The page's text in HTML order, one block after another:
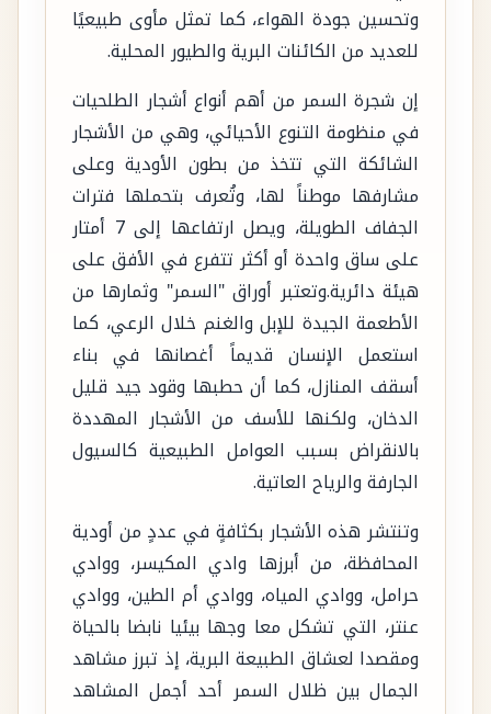
وتحسين جودة الهواء، كما تمثل مأوى طبيعيًا
للعديد من الكائنات البرية والطيور المحلية.
إن شجرة السمر من أهم أنواع أشجار الطلحيات
في منظومة التنوع الأحيائي، وهي من الأشجار
الشائكة التي تتخذ من بطون الأودية وعلى
مشارفها موطناً لها، وتُعرف بتحملها فترات
الجفاف الطويلة، ويصل ارتفاعها إلى 7 أمتار
على ساق واحدة أو أكثر تتفرع في الأفق على
هيئة دائرية.وتعتبر أوراق "السمر" وثمارها من
الأطعمة الجيدة للإبل والغنم خلال الرعي، كما
استعمل الإنسان قديماً أغصانها في بناء
أسقف المنازل، كما أن حطبها وقود جيد قليل
الدخان، ولكنها للأسف من الأشجار المهددة
بالانقراض بسبب العوامل الطبيعية كالسيول
الجارفة والرياح العاتية.
وتنتشر هذه الأشجار بكثافةٍ في عددٍ من أودية
المحافظة، من أبرزها وادي المكيسر، ووادي
حرامل، ووادي المياه، ووادي أم الطين، ووادي
عنتر، التي تشكل معا وجها بيئيا نابضا بالحياة
ومقصدا لعشاق الطبيعة البرية، إذ تبرز مشاهد
الجمال بين ظلال السمر أحد أجمل المشاهد